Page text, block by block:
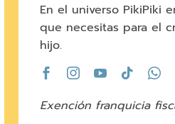
En el universo PikiPiki
que necesitas para el
hijo.
Exención franquicia